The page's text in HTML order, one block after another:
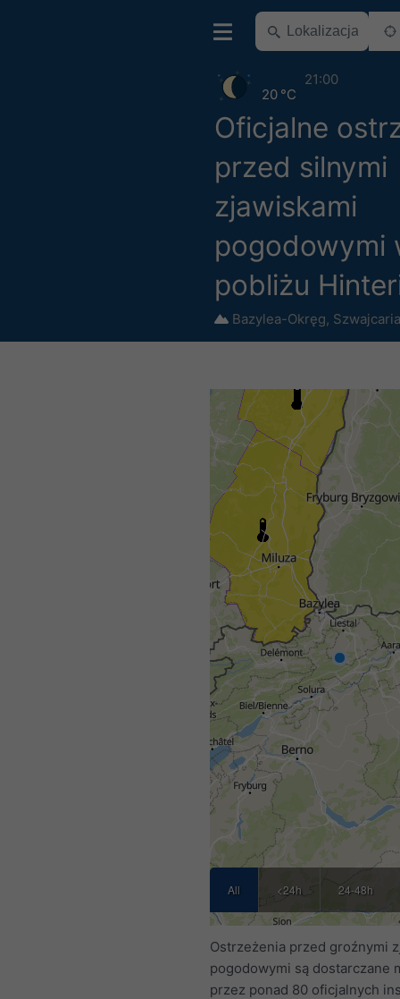
Oficjalne
przed silnymi
zjawiskami
pogodowymi
pobliżu
Bazylea-Okręg, Szwajcaria
20 °C
21:00
All <24h 24-48h
Ostrzeżenia przed groźnymi
pogodowymi są dostarczane
przez ponad 80 oficjalnych